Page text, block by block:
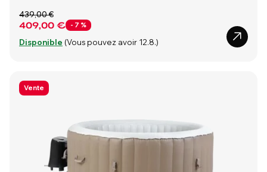
409,00 € - 7 %
439,00 €
Disponible (Vous pouvez avoir 12.8.)
Vente